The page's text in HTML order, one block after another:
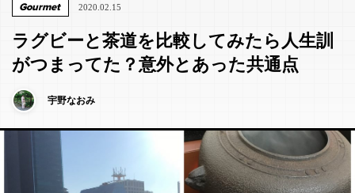
Gourmet 2020.02.15
ラグビーと茶道を比較してみたら人生訓
がつまってた？意外とあった共通点
宇野なおみ